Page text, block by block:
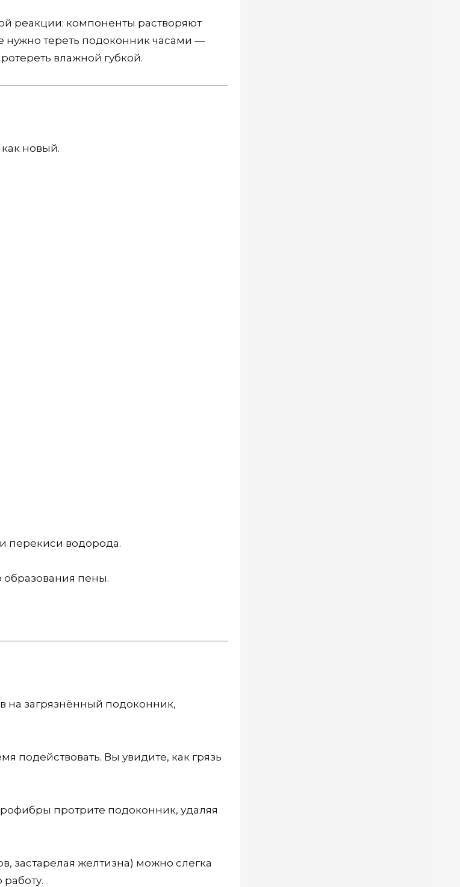
реакции: компоненты растворяют
нужно тереть подоконник часами —
влажной губкой.
новый.
перекиси водорода.
образования пены.
на загрязнённый подоконник,
подействовать. Вы увидите, как грязь
протрите подоконник, удаляя
застарелая желтизна) можно слегка